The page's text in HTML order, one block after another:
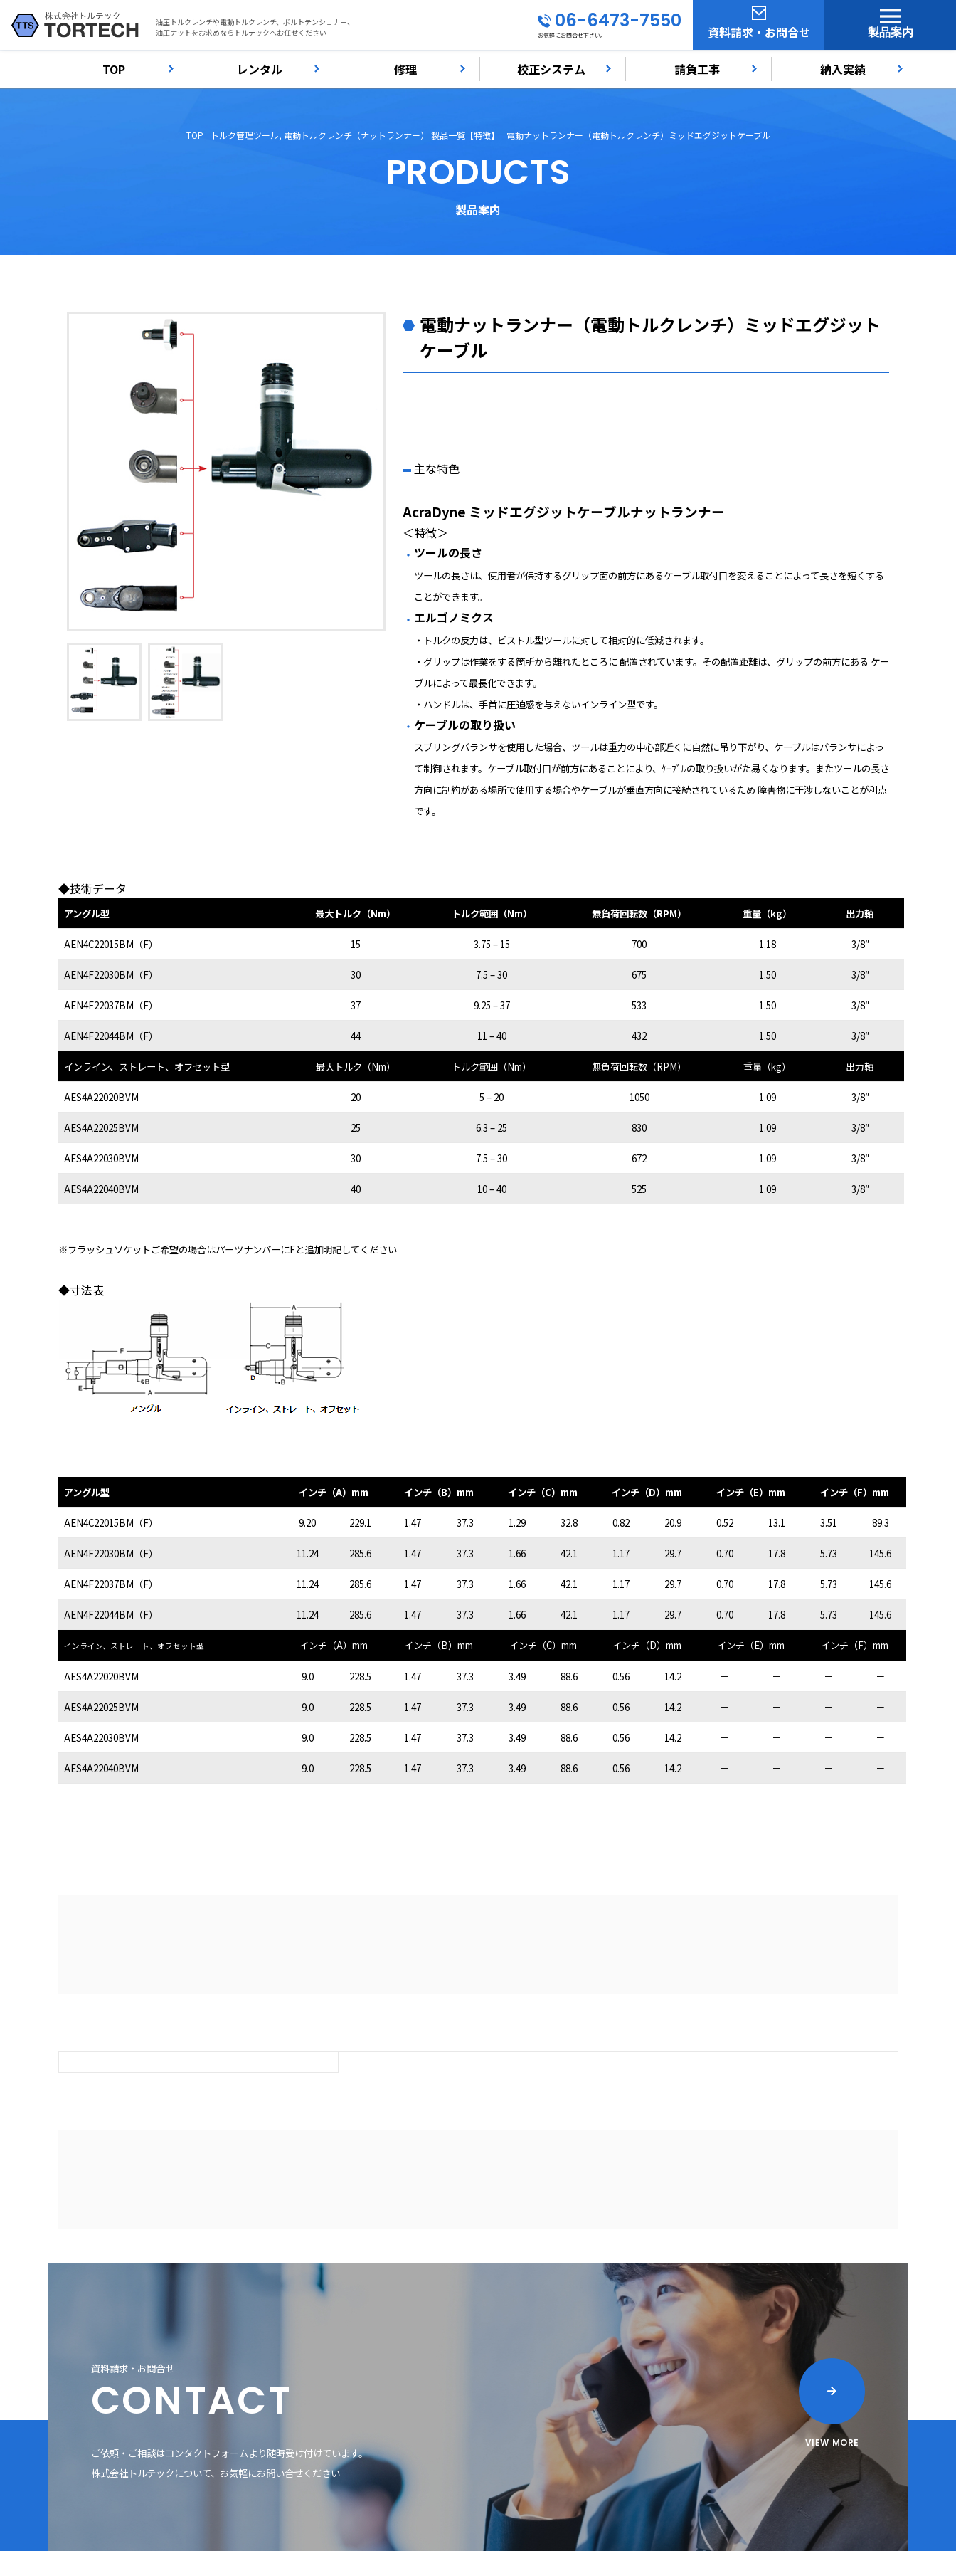
油圧トルクレンチや電動トルクレンチ、ボルトテンショナー、
油圧ナットをお求めならトルテックへお任せください
06-6473-7550
お気軽にお問合せ下さい。 資料請求・お問合せ 製品案内
TOP レンタル 修理 校正システム 請負工事 納入実績
TOP トルク管理ツール, 電動トルクレンチ（ナットランナー） 製品一覧【特徴】 電動ナットランナー（電動トルクレンチ）ミッドエグジットケーブル
PRODUCTS
製品案内
電動ナットランナー（電動トルクレンチ）ミッドエグジット
ケーブル
主な特色
AcraDyne ミッドエグジットケーブルナットランナー
＜特徴＞
ツールの長さ
ツールの長さは、使用者が保持するグリップ面の前方にあるケーブル取付口を変えることによって長さを短くする
ことができます。
エルゴノミクス
・トルクの反力は、ピストル型ツールに対して相対的に低減されます。
・グリップは作業をする箇所から離れたところに 配置されています。その配置距離は、グリップの前方にある ケー
ブルによって最長化できます。
・ ハンドルは、手首に圧迫感を与えないインライン型です。
ケーブルの取り扱い
スプリングバランサを使用した場合、ツールは重力の中心部近くに自然に吊り下がり、ケーブルはバランサによっ
て制御されます。ケーブル取付口が前方にあることにより、ｹｰﾌﾞﾙの取り扱いがた易くなります。またツールの長さ
方向に制約がある場所で使用する場合やケーブルが垂直方向に接続されているため 障害物に干渉しないことが利点
です。
◆技術データ
アングル型 最大トルク（Nm） トルク範囲（Nm） 無負荷回転数（RPM） 重量（kg） 出力軸
AEN4C22015BM（F） 15 3.75 – 15 700 1.18 3/8″
AEN4F22030BM（F） 30 7.5 – 30 675 1.50 3/8″
AEN4F22037BM（F） 37 9.25 – 37 533 1.50 3/8″
AEN4F22044BM（F） 44 11 – 40 432 1.50 3/8″
インライン、ストレート、オフセット型 最大トルク（Nm） トルク範囲（Nm） 無負荷回転数（RPM） 重量（kg） 出力軸
AES4A22020BVM 20 5 – 20 1050 1.09 3/8″
AES4A22025BVM 25 6.3 – 25 830 1.09 3/8″
AES4A22030BVM 30 7.5 – 30 672 1.09 3/8″
AES4A22040BVM 40 10 – 40 525 1.09 3/8″
※フラッシュソケットご希望の場合はパーツナンバーにFと追加明記してください
◆寸法表
アングル型 インチ（A）mm インチ（B）mm インチ（C）mm インチ（D）mm インチ（E）mm インチ（F）mm
AEN4C22015BM（F） 9.20 229.1 1.47 37.3 1.29 32.8 0.82 20.9 0.52 13.1 3.51 89.3
AEN4F22030BM（F） 11.24 285.6 1.47 37.3 1.66 42.1 1.17 29.7 0.70 17.8 5.73 145.6
AEN4F22037BM（F） 11.24 285.6 1.47 37.3 1.66 42.1 1.17 29.7 0.70 17.8 5.73 145.6
AEN4F22044BM（F） 11.24 285.6 1.47 37.3 1.66 42.1 1.17 29.7 0.70 17.8 5.73 145.6
インライン、ストレート、オフセット型 インチ（A）mm インチ（B）mm インチ（C）mm インチ（D）mm インチ（E）mm インチ（F）mm
AES4A22020BVM 9.0 228.5 1.47 37.3 3.49 88.6 0.56 14.2 － － － －
AES4A22025BVM 9.0 228.5 1.47 37.3 3.49 88.6 0.56 14.2 － － － －
AES4A22030BVM 9.0 228.5 1.47 37.3 3.49 88.6 0.56 14.2 － － － －
AES4A22040BVM 9.0 228.5 1.47 37.3 3.49 88.6 0.56 14.2 － － － －
資料請求・お問合せ
CONTACT
ご依頼・ご相談はコンタクトフォームより随時受け付けています。
株式会社トルテックについて、お気軽にお問い合せください
VIEW MORE